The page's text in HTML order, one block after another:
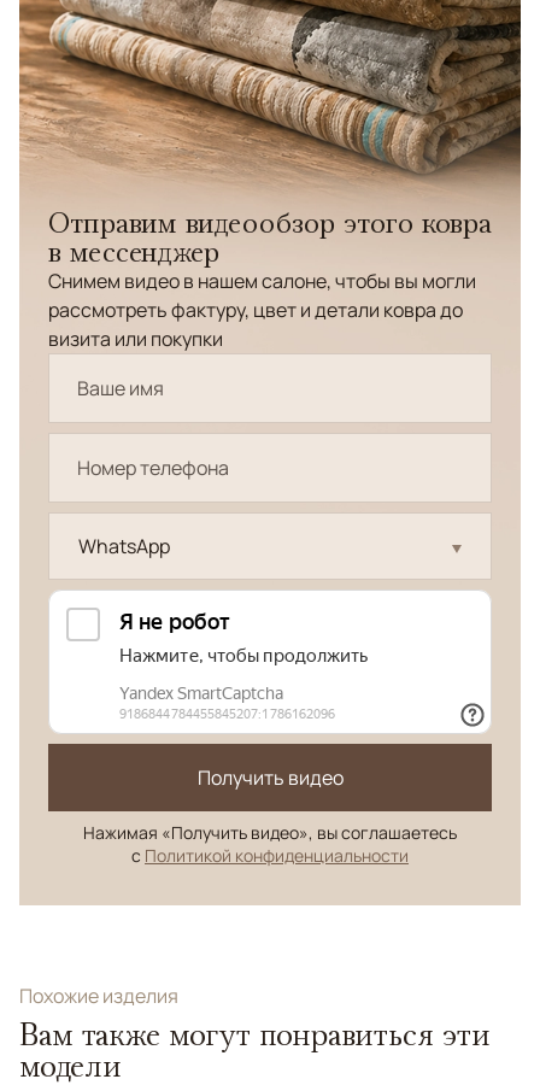
Отправим видеообзор этого ковра
в мессенджер
Снимем видео в нашем салоне, чтобы вы могли
рассмотреть фактуру, цвет и детали ковра до
визита или покупки
WhatsApp
Получить видео
Нажимая «Получить видео», вы соглашаетесь
с Политикой конфиденциальности
Похожие изделия
Вам также могут понравиться эти
модели